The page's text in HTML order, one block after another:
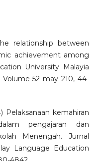
relationship between
achievement among
University Malayia
52 may 210, 44-
Pelaksanaan kemahiran
pengajaran dan
Menengah. Jurnal
Language Education